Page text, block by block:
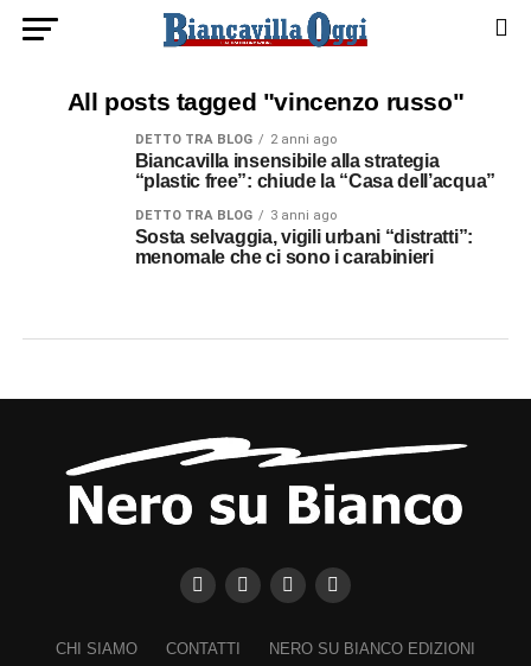
All posts tagged "vincenzo russo"
DETTO TRA BLOG 2 anni ago
Biancavilla insensibile alla strategia
“plastic free”: chiude la “Casa dell’acqua”
DETTO TRA BLOG 3 anni ago
Sosta selvaggia, vigili urbani “distratti”:
menomale che ci sono i carabinieri
CHI SIAMO CONTATTI
NERO SU BIANCO EDIZIONI